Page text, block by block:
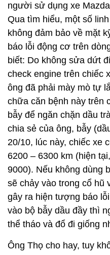
người sử dụng xe
Qua tìm hiểu, một số
không đảm bảo về mặt
báo lỗi động cơ trên
biết: Do không sửa dứt
check engine trên chiếc
ông đã phải mày mò tự
chữa căn bệnh này trên
bẫy để ngăn chặn dầu
chia sẻ của ông, bẫy
20/10, lúc này, chiếc xe
6200 – 6300 km (hiện
9000). Nếu không dùng
sẽ chảy vào trong cổ hũ
gây ra hiện tượng báo
vào bộ bẫy dầu đầy thì
thể tháo và đổ đi giống
Ông Thọ cho hay, tuy